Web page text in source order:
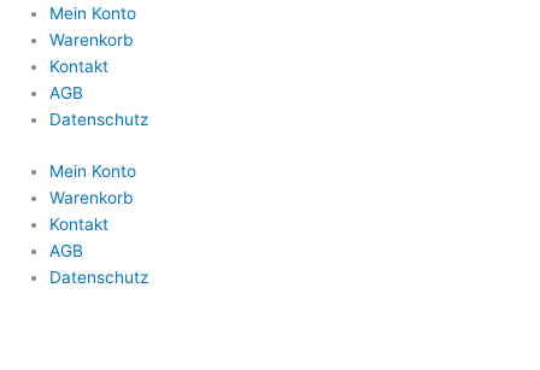
Mein Konto
Warenkorb
Kontakt
AGB
Datenschutz
Mein Konto
Warenkorb
Kontakt
AGB
Datenschutz
Search